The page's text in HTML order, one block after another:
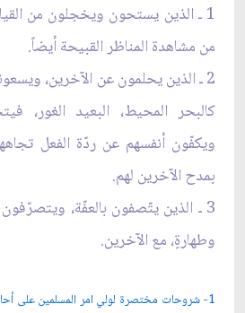
1 ـ الذين يستحون ويخجلون من
من مشاهدة المناظر القبيحة أيضاً.
2 ـ الذين يحلمون عن الآخرين،
كالبحر المحيط، البعيد الغور،
ويكفّون أنفسهم عن ردّة الفعل
بمدح الآخرين لهم.
3 ـ الذين يتّصفون بالعفّة،
وطهارةٍ، مع الآخرين.
1- شروحات مختصرة لولي امر المسلمين على